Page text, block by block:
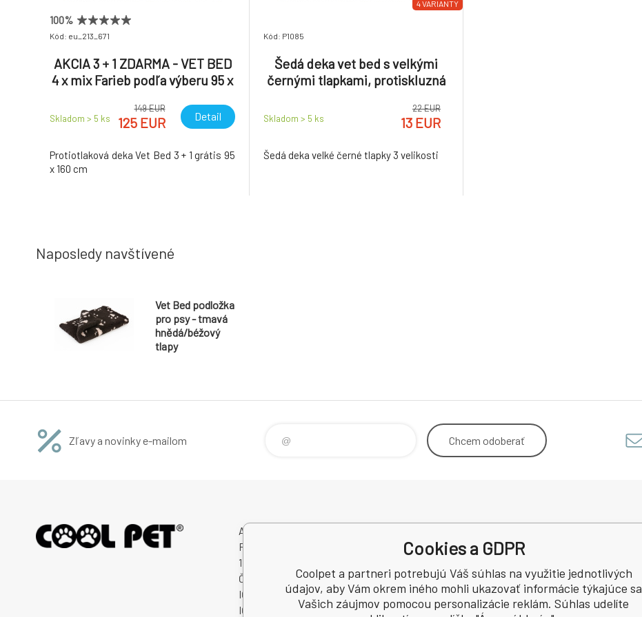
100%
Kód: eu_213_671
AKCIA 3 + 1 ZDARMA - VET BED
4 x mix Farieb podľa výberu 95 x
95 x 160 cm
Skladom > 5 ks
149 EUR
125 EUR Detail
Protiotlaková deka Vet Bed 3 + 1 grátis 95
x 160 cm
4 VARIANTY
Kód: P1085
Šedá deka vet bed s velkými
černými tlapkami, protiskluzná
Skladom > 5 ks
22 EUR
13 EUR
Šedá deka velké černé tlapky 3 velikosti
Naposledy navštívené
Vet Bed podložka
pro psy - tmavá
hnědá/béžový
tlapy
Zľavy a novinky e-mailom Chcem odoberať
Avitex,s.r.o.
Rybná 716/24
11000 Praha 1
Česká Republika
IČO: 60745291
IČ DPH (DIČ): CZ60745291
Kontakt
Recenze
Cookies a GDPR
Coolpet a partneri potrebujú Váš súhlas na využitie jednotlivých
údajov, aby Vám okrem iného mohli ukazovať informácie týkajúce sa
Vašich záujmov pomocou personalizácie reklám. Súhlas udelíte